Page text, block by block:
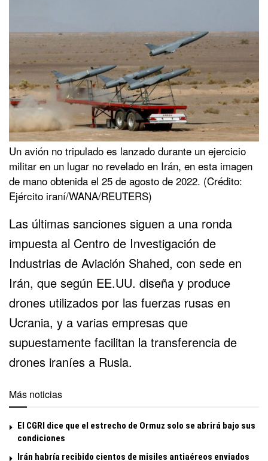
Un avión no tripulado es lanzado durante un ejercicio
militar en un lugar no revelado en Irán, en esta imagen
de mano obtenida el 25 de agosto de 2022. (Crédito:
Ejército iraní/WANA/REUTERS)
Las últimas sanciones siguen a una ronda
impuesta al Centro de Investigación de
Industrias de Aviación Shahed, con sede en
Irán, que según EE.UU. diseña y produce
drones utilizados por las fuerzas rusas en
Ucrania, y a varias empresas que
supuestamente facilitan la transferencia de
drones iraníes a Rusia.
Más noticias
El CGRI dice que el estrecho de Ormuz solo se abrirá bajo sus
condiciones
Irán habría recibido cientos de misiles antiaéreos enviados